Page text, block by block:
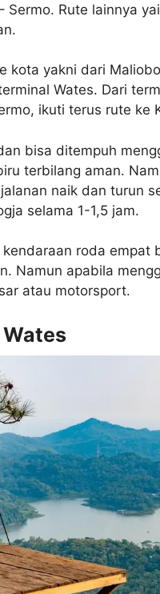
Sermo. Rute lainnya
kota yakni dari
Wates. Dari
ikuti terus rute ke
bisa ditempuh
terbilang aman.
naik dan turun
selama 1-1,5 jam.
roda empat
Namun apabila
atau motorsport.